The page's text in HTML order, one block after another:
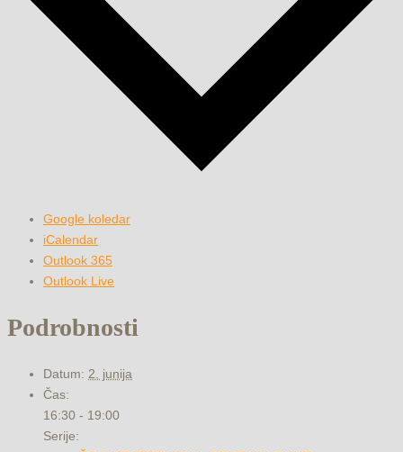
Google koledar
iCalendar
Outlook 365
Outlook Live
Podrobnosti
Datum: 2. junija
Čas:
16:30 - 19:00
Serije: